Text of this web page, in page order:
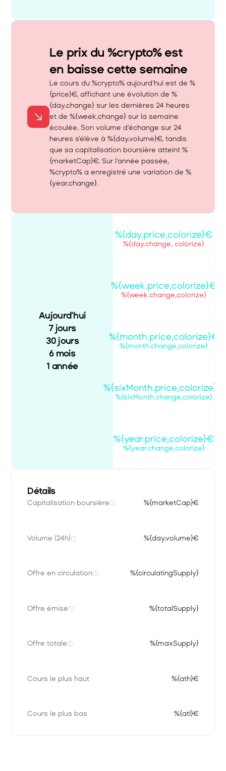
Le prix du %crypto% est
en baisse cette semaine
Le cours du %crypto% aujourd'hui est de %
{price}€, affichant une évolution de %
{day.change} sur les dernières 24 heures
et de %{week.change} sur la semaine
écoulée. Son volume d'échange sur 24
heures s'élève à %{day.volume}€, tandis
que sa capitalisation boursière atteint %
{marketCap}€. Sur l'année passée,
%crypto% a enregistré une variation de %
{year.change}.
Aujourd’hui
7 jours
30 jours
6 mois
1 année
%{day.price,colorize}€
%{day.change, colorize}
%{week.price,colorize}€
%{week.change,colorize}
%{month.price,colorize}€
%{month.change,colorize}
%{sixMonth.price,colorize}€
%{sixMonth.change,colorize}
%{year.price,colorize}€
%{year.change,colorize}
Détails
Capitalisation boursière %{marketCap}€
Volume (24h) %{day.volume}€
Offre en circulation %{circulatingSupply}
Offre émise %{totalSupply}
Offre totale %{maxSupply}
Cours le plus haut %{ath}€
Cours le plus bas %{atl}€